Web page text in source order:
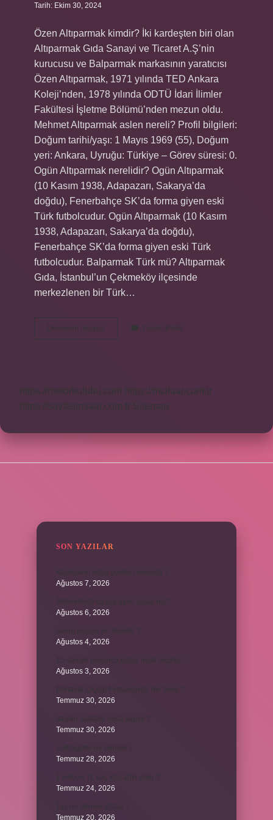
Tarih: Ekim 30, 2024
Özen Altıparmak kimdir? İki kardeşten biri olan
Altıparmak Gıda Sanayi ve Ticaret A.Ş’nin
kurucusu ve Balparmak markasının yaratıcısı
Özen Altıparmak, 1971 yılında TED Ankara
Koleji’nden, 1978 yılında ODTÜ İdari İlimler
Fakültesi İşletme Bölümü’nden mezun oldu.
Mehmet Altıparmak aslen nereli? Profil bilgileri:
Doğum tarihi/yaşı: 1 Mayıs 1969 (55), Doğum
yeri: Ankara, Uyruğu: Türkiye – Görev süresi: 0.
Ogün Altıparmak nerelidir? Ogün Altıparmak
(10 Kasım 1938, Adapazarı, Sakarya’da
doğdu), Fenerbahçe SK’da forma giyen eski
Türk futbolcudur. Ogün Altıparmak (10 Kasım
1938, Adapazarı, Sakarya’da doğdu),
Fenerbahçe SK’da forma giyen eski Türk
futbolcudur. Balparmak Türk mü? Altıparmak
Gıda, İstanbul’un Çekmeköy ilçesinde
merkezlenen bir Türk…
Devamını okuyun
Altıparmak
Yorum Bırak
https://motorkulubu.com
https://mcifuar.com.tr
https://saytasinsaat.com.tr
Sitemap
SON YAZILAR
Ağustos 7, 2026
Ağustos 6, 2026
Ağustos 4, 2026
Ağustos 3, 2026
Temmuz 30, 2026
Temmuz 30, 2026
Temmuz 28, 2026
Temmuz 24, 2026
Temmuz 20, 2026